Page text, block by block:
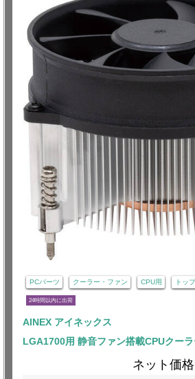
PCパーツ クーラー・ファン CPU用 トッ
24時間以内に出荷
AINEX アイネックス
LGA1700用 静音ファン搭載CPUクー
ネット価格